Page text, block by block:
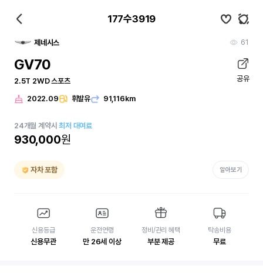
177수3919
제네시스 61
GV70
2.5T 2WD 스포츠 공유
2022.09 휘발유 91,116km
24개월 계약시최저 대여료
930,000원
자차 포함 알아보기
신용등급
신용무관
운전연령
만 26세 이상
정비/관리 혜택
부분 제공
탁송비용
무료